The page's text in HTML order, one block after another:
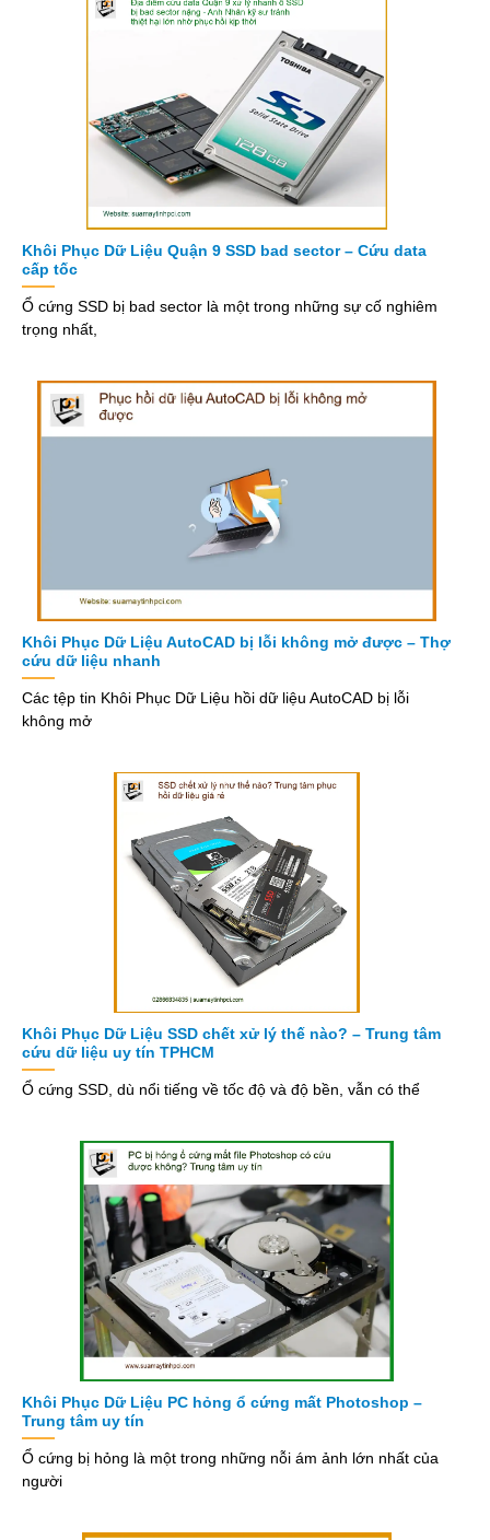
Khôi Phục Dữ Liệu Quận 9 SSD bad sector – Cứu data
cấp tốc
Ổ cứng SSD bị bad sector là một trong những sự cố nghiêm
trọng nhất,
Khôi Phục Dữ Liệu AutoCAD bị lỗi không mở được – Thợ
cứu dữ liệu nhanh
Các tệp tin Khôi Phục Dữ Liệu hồi dữ liệu AutoCAD bị lỗi
không mở
Khôi Phục Dữ Liệu SSD chết xử lý thế nào? – Trung tâm
cứu dữ liệu uy tín TPHCM
Ổ cứng SSD, dù nổi tiếng về tốc độ và độ bền, vẫn có thể
Khôi Phục Dữ Liệu PC hỏng ổ cứng mất Photoshop –
Trung tâm uy tín
Ổ cứng bị hỏng là một trong những nỗi ám ảnh lớn nhất của
người